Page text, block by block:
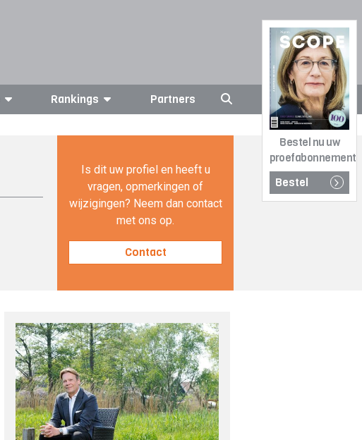
Bestel nu uw
proefabonnement
Bestel
Rankings Partners
Is dit uw profiel en heeft u
vragen, opmerkingen of
wijzigingen? Neem dan contact
met ons op.
Contact